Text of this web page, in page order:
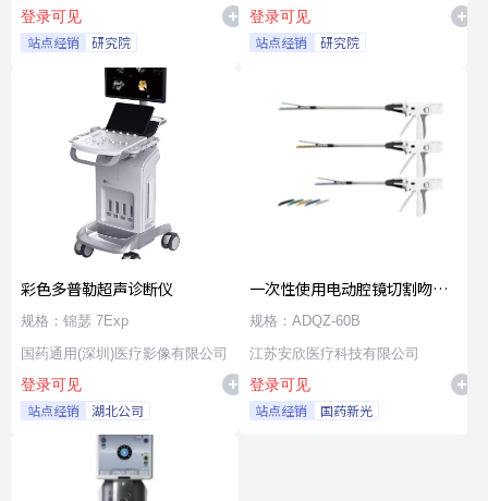
登录可见
站点经销 研究院
司
登录可见
站点经销 研究院
彩色多普勒超声诊断仪
规格：锦瑟 7Exp
国药通用(深圳)医疗影像有限公司
登录可见
站点经销 湖北公司
一次性使用电动腔镜切割吻合
器及组件
规格：ADQZ-60B
江苏安欣医疗科技有限公司
登录可见
站点经销 国药新光